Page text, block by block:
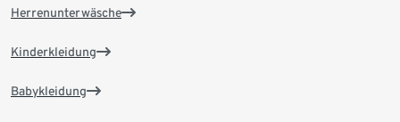
Herrenunterwäsche
Kinderkleidung
Babykleidung